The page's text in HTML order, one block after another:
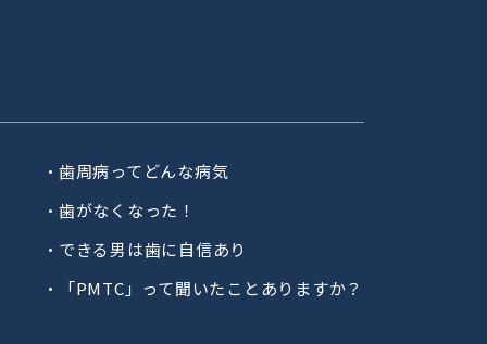
歯周病ってどんな病気
歯がなくなった！
できる男は歯に自信あり
「PMTC」って聞いたことありますか？